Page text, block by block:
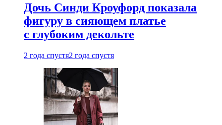
Дочь Синди Кроуфорд показала
фигуру в сияющем платье
с глубоким декольте
2 года спустя2 года спустя